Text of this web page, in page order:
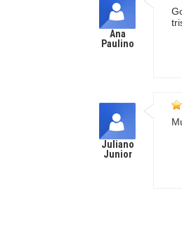
Ana
Paulino
Juliano
Junior